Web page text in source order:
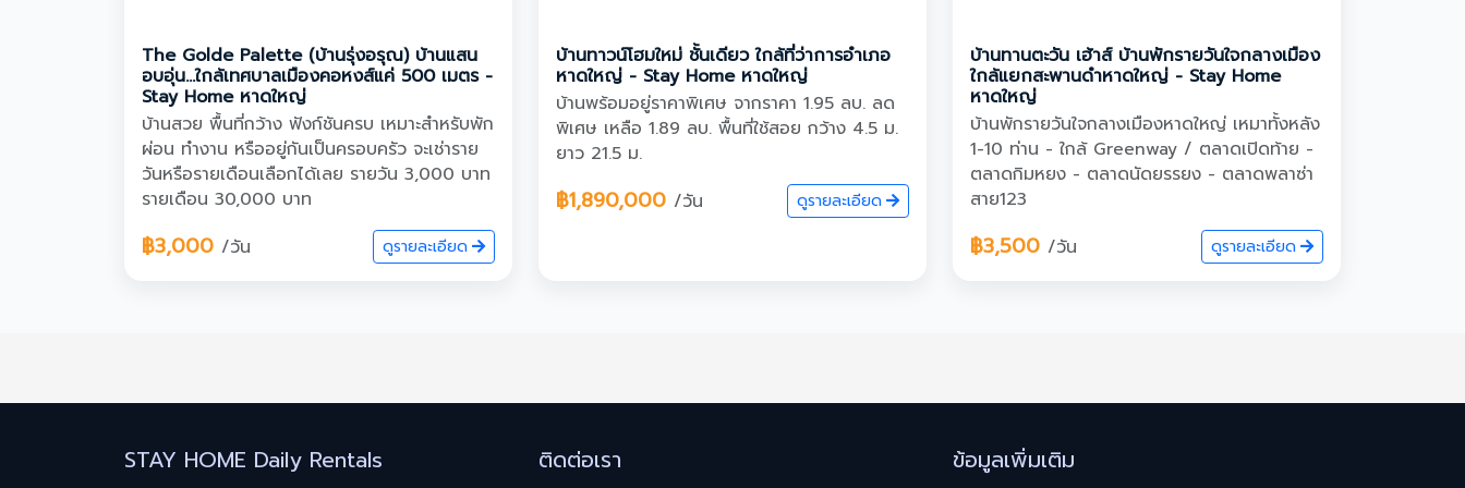
The Golde Palette (บ้านรุ่งอรุณ) บ้านแสน
อบอุ่น…ใกล้เทศบาลเมืองคอหงส์แค่ 500 เมตร -
Stay Home หาดใหญ่
บ้านสวย พื้นที่กว้าง ฟังก์ชันครบ เหมาะสำหรับพัก
ผ่อน ทำงาน หรืออยู่กันเป็นครอบครัว จะเช่าราย
วันหรือรายเดือนเลือกได้เลย รายวัน 3,000 บาท
รายเดือน 30,000 บาท
฿3,000 /วัน ดูรายละเอียด
บ้านทาวน์โฮมใหม่ ชั้นเดียว ใกล้ที่ว่าการอำเภอ
หาดใหญ่ - Stay Home หาดใหญ่
บ้านพร้อมอยู่ราคาพิเศษ จากราคา 1.95 ลบ. ลด
พิเศษ เหลือ 1.89 ลบ. พื้นที่ใช้สอย กว้าง 4.5 ม.
ยาว 21.5 ม.
฿1,890,000 /วัน ดูรายละเอียด
บ้านทานตะวัน เฮ้าส์ บ้านพักรายวันใจกลางเมือง
ใกล้แยกสะพานดำหาดใหญ่ - Stay Home
หาดใหญ่
บ้านพักรายวันใจกลางเมืองหาดใหญ่ เหมาทั้งหลัง
1-10 ท่าน - ใกล้ Greenway / ตลาดเปิดท้าย -
ตลาดกิมหยง - ตลาดนัดยรรยง - ตลาดพลาซ่า
สาย123
฿3,500 /วัน ดูรายละเอียด
STAY HOME Daily Rentals ติดต่อเรา ข้อมูลเพิ่มเติม